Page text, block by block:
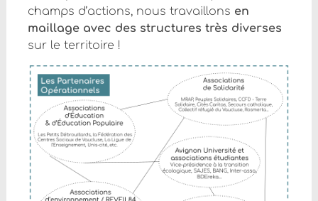
champs d’actions, nous travaillons en
maillage avec des structures très diverses
sur le territoire !